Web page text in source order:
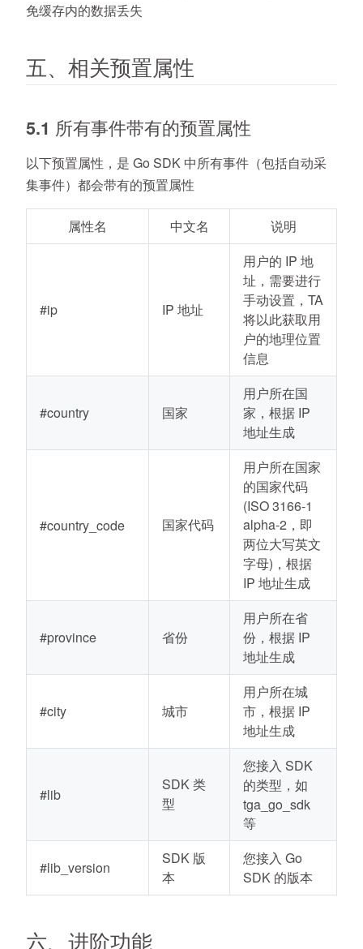
免缓存内的数据丢失
五、相关预置属性
5.1 所有事件带有的预置属性
以下预置属性，是 Go SDK 中所有事件（包括自动采
集事件）都会带有的预置属性
属性名 中文名 说明
#ip IP 地址
用户的 IP 地
址，需要进行
手动设置，TA
将以此获取用
户的地理位置
信息
#country 国家
用户所在国
家，根据 IP
地址生成
#country_code 国家代码
用户所在国家
的国家代码
(ISO 3166-1
alpha-2，即
两位大写英文
字母)，根据
IP 地址生成
#province 省份
用户所在省
份，根据 IP
地址生成
#city 城市
用户所在城
市，根据 IP
地址生成
#lib
SDK 类
型
您接入 SDK
的类型，如
tga_go_sdk
等
#lib_version
SDK 版
本
您接入 Go
SDK 的版本
六、进阶功能